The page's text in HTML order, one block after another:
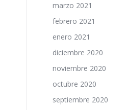
marzo 2021
febrero 2021
enero 2021
diciembre 2020
noviembre 2020
octubre 2020
septiembre 2020